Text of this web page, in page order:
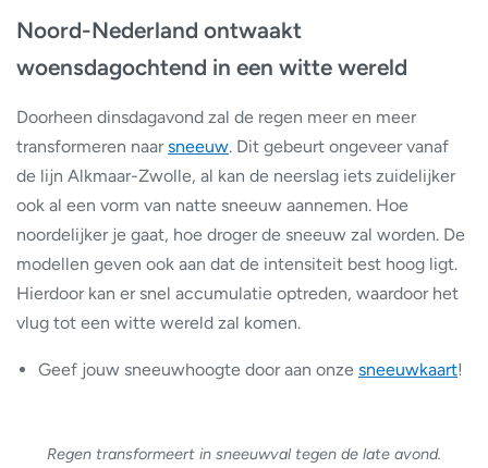
Noord-Nederland ontwaakt
woensdagochtend in een witte wereld
Doorheen dinsdagavond zal de regen meer en meer
transformeren naarsneeuw. Dit gebeurt ongeveer vanaf
de lijn Alkmaar-Zwolle, al kan de neerslag iets zuidelijker
ook al een vorm van natte sneeuw aannemen. Hoe
noordelijker je gaat, hoe droger de sneeuw zal worden. De
modellen geven ook aan dat de intensiteit best hoog ligt.
Hierdoor kan er snel accumulatie optreden, waardoor het
vlug tot een witte wereld zal komen.
Geef jouw sneeuwhoogte door aan onze sneeuwkaart!
Regen transformeert in sneeuwval tegen de late avond.